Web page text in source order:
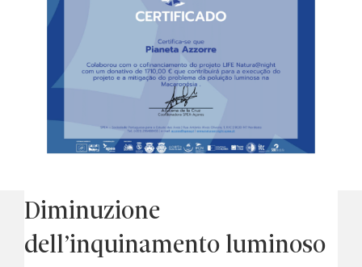
Diminuzione
dell’inquinamento luminoso